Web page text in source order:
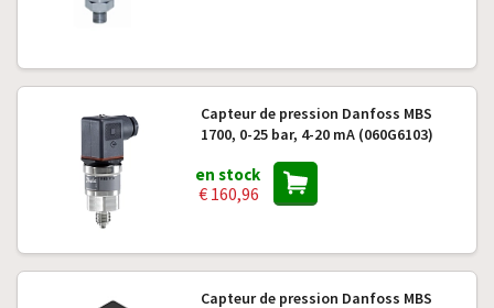
Capteur de pression Danfoss MBS
1700, 0-25 bar, 4-20 mA (060G6103)
en stock
€ 160,96
Capteur de pression Danfoss MBS